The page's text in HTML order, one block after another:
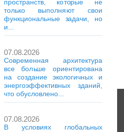
пространств, которые не
только выполняют свои
функциональные задачи, но
и...
07.08.2026
Современная архитектура
все больше ориентирована
на создание экологичных и
энергоэффективных зданий,
что обусловлено...
07.08.2026
В условиях глобальных